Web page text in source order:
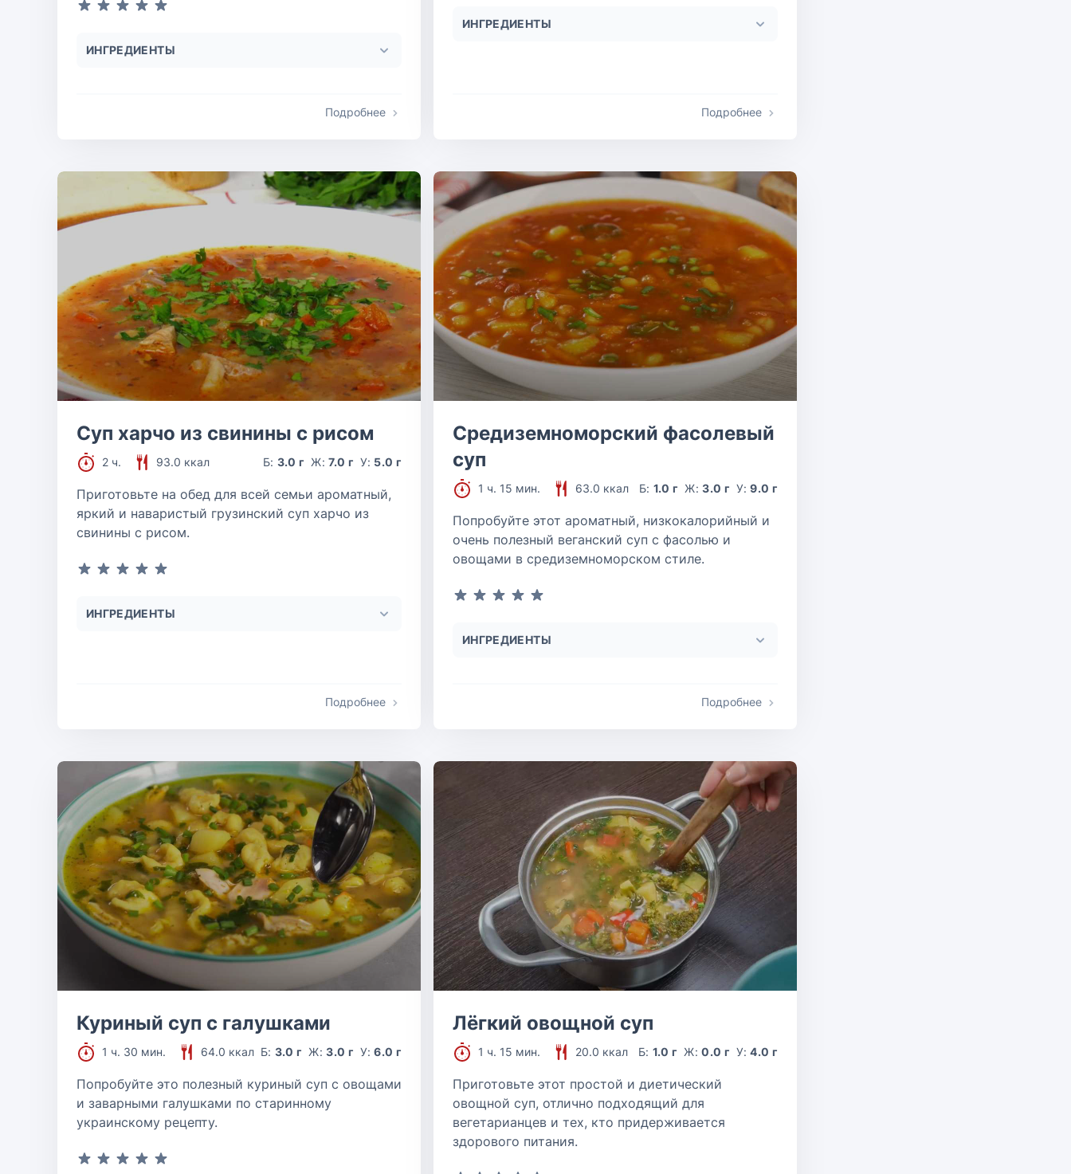
ИНГРЕДИЕНТЫ
Подробнее
ИНГРЕДИЕНТЫ
Подробнее
Суп харчо из свинины с рисом
2 ч. 93.0 ккал Б: 3.0 г Ж:7.0 г У: 5.0 г
Приготовьте на обед для всей семьи ароматный,
яркий и наваристый грузинский суп харчо из
свинины с рисом.
ИНГРЕДИЕНТЫ
Подробнее
Средиземноморский фасолевый
суп
1 ч. 15 мин. 63.0 ккал Б: 1.0 г Ж:3.0 г У:9.0 г
Попробуйте этот ароматный, низкокалорийный и
очень полезный веганский суп с фасолью и
овощами в средиземноморском стиле.
ИНГРЕДИЕНТЫ
Подробнее
Куриный суп с галушками
1 ч. 30 мин. 64.0 ккал Б: 3.0 г Ж:3.0 г У:6.0 г
Попробуйте это полезный куриный суп с овощами
и заварными галушками по старинному
украинскому рецепту.
Лёгкий овощной суп
1 ч. 15 мин. 20.0 ккал Б: 1.0 г Ж:0.0 г У:4.0 г
Приготовьте этот простой и диетический
овощной суп, отлично подходящий для
вегетарианцев и тех, кто придерживается
здорового питания.